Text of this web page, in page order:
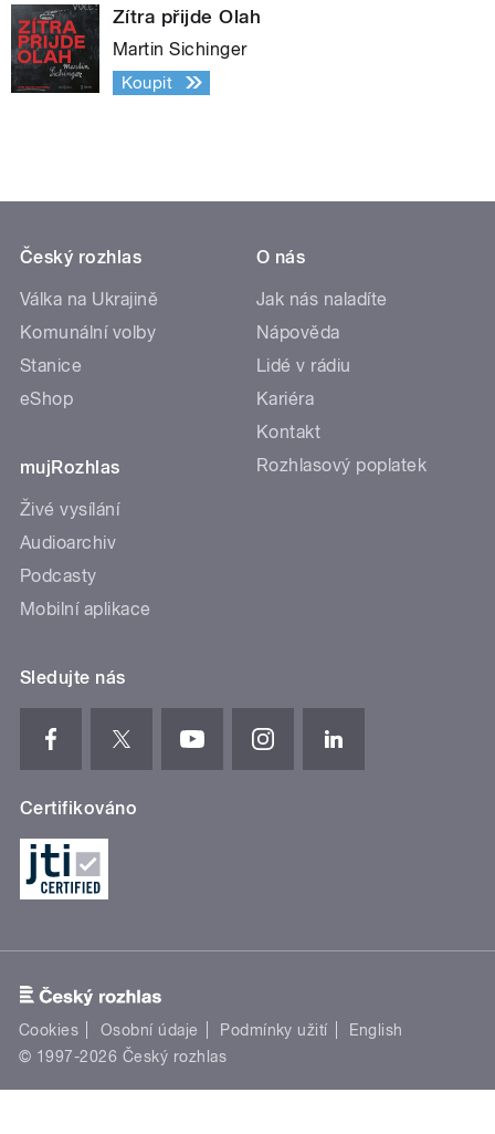
Zítra přijde Olah
Martin Sichinger
Koupit
Český rozhlas
Válka na Ukrajině
Komunální volby
Stanice
eShop
mujRozhlas
Živé vysílání
Audioarchiv
Podcasty
Mobilní aplikace
O nás
Jak nás naladíte
Nápověda
Lidé v rádiu
Kariéra
Kontakt
Rozhlasový poplatek
Sledujte nás
Certifikováno
Cookies Osobní údaje Podmínky užití
English
© 1997-2026 Český rozhlas